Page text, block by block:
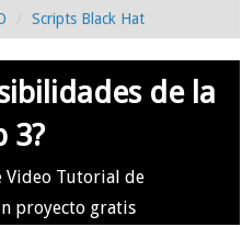
Scripts Black Hat
de la
3?
Video Tutorial de
proyecto gratis